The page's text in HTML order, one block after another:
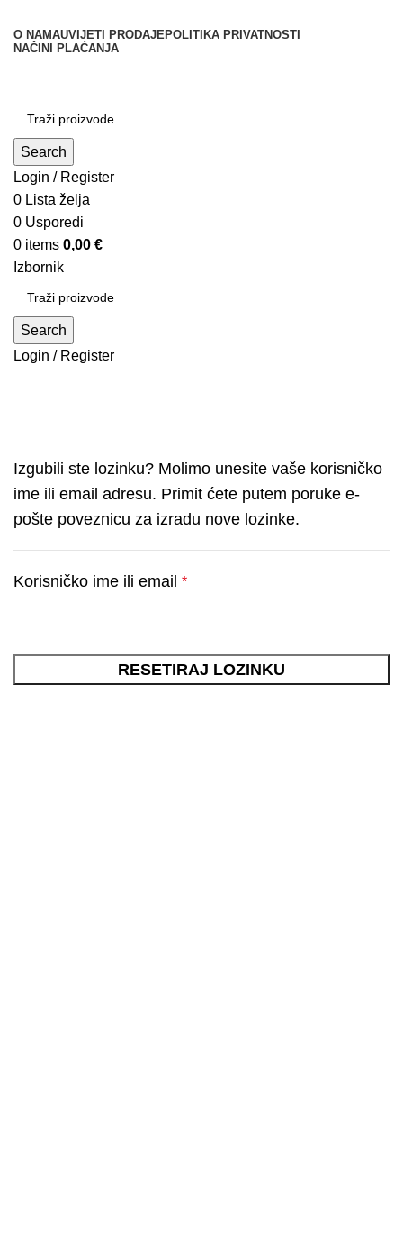
O NAMAUVIJETI PRODAJEPOLITIKA PRIVATNOSTI
NAČINI PLAĆANJA
Search
Login / Register
0 Lista želja
0 Usporedi
0 items 0,00 €
Izbornik
Search
Login / Register
Izgubili ste lozinku? Molimo unesite vaše korisničko
ime ili email adresu. Primit ćete putem poruke e-
pošte poveznicu za izradu nove lozinke.
Korisničko ime ili email *
RESETIRAJ LOZINKU